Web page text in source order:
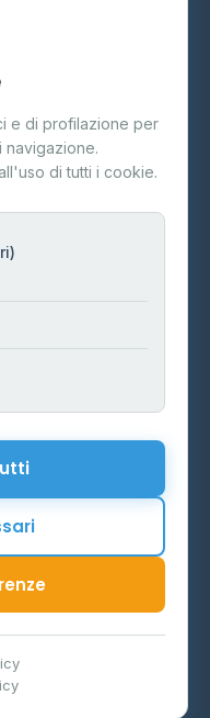
e del Made in Italy
e di profilazione per
navigazione.
di tutti i cookie.